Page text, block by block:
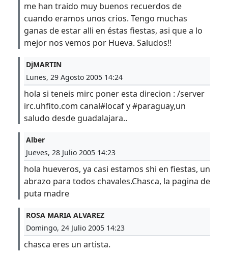
me han traido muy buenos recuerdos de
cuando eramos unos crios. Tengo muchas
ganas de estar alli en éstas fiestas, asi que a lo
mejor nos vemos por Hueva. Saludos!!
DjMARTIN
Lunes, 29 Agosto 2005 14:24
hola si teneis mirc poner esta direcion : /server
irc.uhfito.com canal#locaf y #paraguay,un
saludo desde guadalajara..
Alber
Jueves, 28 Julio 2005 14:23
hola hueveros, ya casi estamos shi en fiestas, un
abrazo para todos chavales.Chasca, la pagina de
puta madre
ROSA MARIA ALVAREZ
Domingo, 24 Julio 2005 14:23
chasca eres un artista.